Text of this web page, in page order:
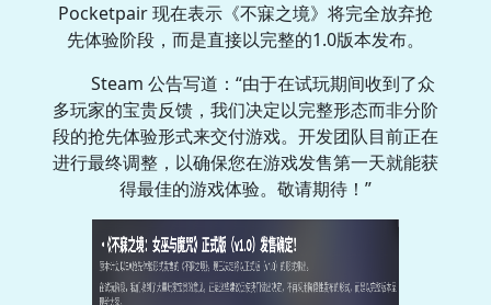
Pocketpair 现在表示《不寐之境》将完全放弃抢
先体验阶段，而是直接以完整的1.0版本发布。
Steam 公告写道：“由于在试玩期间收到了众
多玩家的宝贵反馈，我们决定以完整形态而非分阶
段的抢先体验形式来交付游戏。开发团队目前正在
进行最终调整，以确保您在游戏发售第一天就能获
得最佳的游戏体验。敬请期待！”